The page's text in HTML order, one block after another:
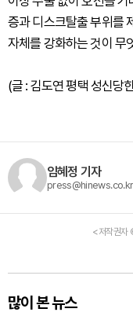
증과 디스크탈출 부위를
자체를 강화하는 것이 무
(글 : 김도연 평택 성신당
임혜정 기자
press@hinews.co.kr
<저작권자
많이 본 뉴스